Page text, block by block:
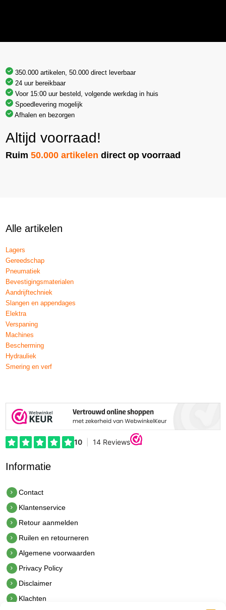
350.000 artikelen, 50.000 direct leverbaar
24 uur bereikbaar
Voor 15:00 uur besteld, volgende werkdag in huis
Spoedlevering mogelijk
Afhalen en bezorgen
Altijd voorraad!
Ruim 50.000 artikelen direct op voorraad
Alle artikelen
Lagers
Gereedschap
Pneumatiek
Bevestigingsmaterialen
Aandrijftechniek
Slangen en appendages
Elektra
Verspaning
Machines
Bescherming
Hydrauliek
Smering en verf
Informatie
Contact
Klantenservice
Retour aanmelden
Ruilen en retourneren
Algemene voorwaarden
Privacy Policy
Disclaimer
Klachten